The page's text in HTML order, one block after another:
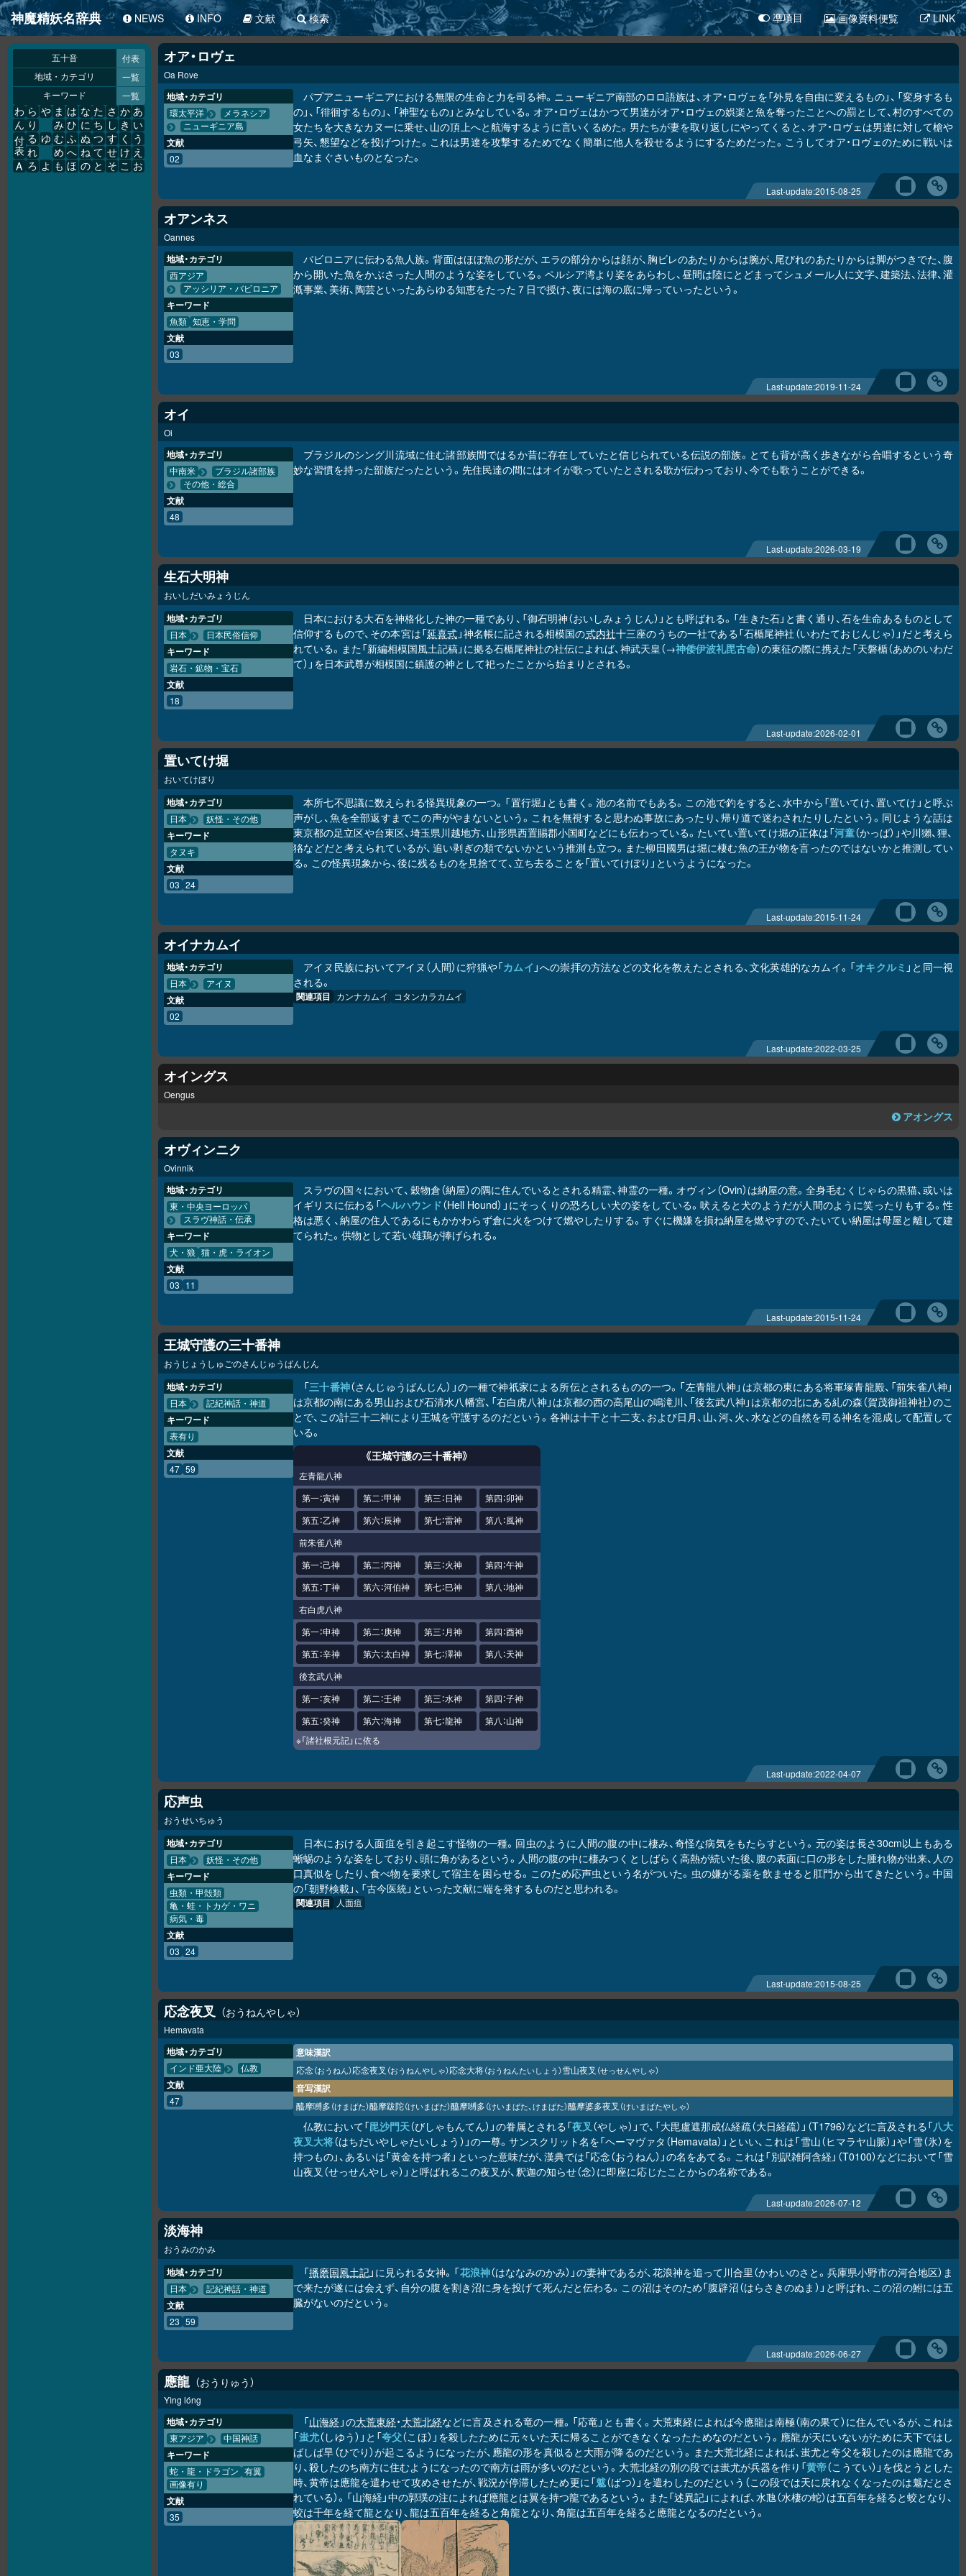
神魔精妖名辞典 NEWS INFO 文献 検索 凖項目 画像資料便覧 LINK
五十音 付表
地域・カテゴリ 一覧
キーワード 一覧
あ
い
う
え
お
か
き
く
け
こ
さ
し
す
せ
そ
た
ち
つ
て
と
な
に
ぬ
ね
の
は
ひ
ふ
へ
ほ
ま
み
む
め
も
や
ゆ
よ
ら
り
る
れ
ろ
わ
ん
付
表
A
オア・ロヴェ
Oa Rove
パプアニューギニアにおける無限の生命と力を司る神。ニューギニア南部のロロ語族は、オア・ロヴェを「外見を自由に変えるもの」、「変身するも
の」、「徘徊するもの」、「神聖なもの」とみなしている。オア・ロヴェはかつて男達がオア・ロヴェの娯楽と魚を奪ったことへの罰として、村のすべての
女たちを大きなカヌーに乗せ、山の頂上へと航海するように言いくるめた。男たちが妻を取り返しにやってくると、オア・ロヴェは男達に対して槍や
弓矢、懇望などを投げつけた。これは男達を攻撃するためでなく簡単に他人を殺せるようにするためだった。こうしてオア・ロヴェのために戦いは
血なまぐさいものとなった。
地域・カテゴリ
環太平洋
メラネシア
ニューギニア島
文献
02
Last-update:2015-08-25
オアンネス
Oannes
バビロニアに伝わる魚人族。背面はほぼ魚の形だが、エラの部分からは顔が、胸ビレのあたりからは腕が、尾びれのあたりからは脚がつきでた、腹
から開いた魚をかぶさった人間のような姿をしている。ペルシア湾より姿をあらわし、昼間は陸にとどまってシュメール人に文字、建築法、法律、灌
漑事業、美術、陶芸といったあらゆる知恵をたった７日で授け、夜には海の底に帰っていったという。
地域・カテゴリ
西アジア
アッシリア・バビロニア
キーワード
魚類 知恵・学問
文献
03
Last-update:2019-11-24
オイ
Oi
ブラジルのシング川流域に住む諸部族間ではるか昔に存在していたと信じられている伝説の部族。とても背が高く歩きながら合唱するという奇
妙な習慣を持った部族だったという。先住民達の間にはオイが歌っていたとされる歌が伝わっており、今でも歌うことができる。
地域・カテゴリ
中南米
ブラジル諸部族
その他・総合
文献
48
Last-update:2026-03-19
生石大明神
おいしだいみょうじん
日本における大石を神格化した神の一種であり、「御石明神（おいしみょうじん）」とも呼ばれる。「生きた石」と書く通り、石を生命あるものとして
信仰するもので、その本宮は「延喜式 」神名帳に記される相模国の式内社十三座のうちの一社である「石楯尾神社（いわたておじんじゃ）」だと考えら
れている。また「新編相模国風土記稿」に拠る石楯尾神社の社伝によれば、神武天皇（→神倭伊波礼毘古命）の東征の際に携えた「天磐楯（あめのいわだ
て）」を日本武尊が相模国に鎮護の神として祀ったことから始まりとされる。
地域・カテゴリ
日本 日本民俗信仰
キーワード
岩石・鉱物・宝石
文献
18
Last-update:2026-02-01
置いてけ堀
おいてけぼり
本所七不思議に数えられる怪異現象の一つ。「置行堀」とも書く。池の名前でもある。この池で釣をすると、水中から「置いてけ、置いてけ」と呼ぶ
声がし、魚を全部返すまでこの声がやまないという。これを無視すると思わぬ事故にあったり、帰り道で迷わされたりしたという。同じような話は
東京都の足立区や台東区、埼玉県川越地方、山形県西置賜郡小国町などにも伝わっている。たいてい置いてけ堀の正体は「河童（かっぱ）」や川獺、狸、
狢などだと考えられているが、追い剥ぎの類でないかという推測も立つ。また柳田國男は堀に棲む魚の王が物を言ったのではないかと推測してい
る。この怪異現象から、後に残るものを見捨てて、立ち去ることを「置いてけぼり」というようになった。
地域・カテゴリ
日本 妖怪・その他
キーワード
タヌキ
文献
03 24
Last-update:2015-11-24
オイナカムイ
アイヌ民族においてアイヌ（人間）に狩猟や「カムイ 」への崇拝の方法などの文化を教えたとされる、文化英雄的なカムイ。「オキクルミ 」と同一視
される。
関連項目 カンナカムイ コタンカラカムイ
地域・カテゴリ
日本 アイヌ
文献
02
Last-update:2022-03-25
オイングス
Oengus
アオングス
オヴィンニク
Ovinnik
スラヴの国々において、穀物倉（納屋）の隅に住んでいるとされる精霊、神霊の一種。オヴィン（Ovin）は納屋の意。全身毛むくじゃらの黒猫、或いは
イギリスに伝わる「ヘルハウンド（Hell Hound）」にそっくりの恐ろしい犬の姿をしている。吠えると犬のようだが人間のように笑ったりもする。性
格は悪く、納屋の住人であるにもかかわらず倉に火をつけて燃やしたりする。すぐに機嫌を損ね納屋を燃やすので、たいてい納屋は母屋と離して建
てられた。供物として若い雄鶏が捧げられる。
地域・カテゴリ
東・中央ヨーロッパ
スラヴ神話・伝承
キーワード
犬・狼 猫・虎・ライオン
文献
03 11
Last-update:2015-11-24
王城守護の三十番神
おうじょうしゅごのさんじゅうばんじん
「三十番神（さんじゅうばんじん）」の一種で神祇家による所伝とされるものの一つ。「左青龍八神」は京都の東にある将軍塚青龍殿、「前朱雀八神」
は京都の南にある男山および石清水八幡宮、「右白虎八神」は京都の西の高尾山の鳴滝川、「後玄武八神」は京都の北にある糺の森（賀茂御祖神社）のこ
とで、この計三十二神により王城を守護するのだという。各神は十干と十二支、および日月、山、河、火、水などの自然を司る神名を混成して配置して
いる。
《王城守護の三十番神》
左青龍八神
第一：寅神
第二：甲神 第三：日神
第四：卯神
第五：乙神
第六：辰神 第七：雷神
第八：風神
前朱雀八神
第一：己神
第二：丙神 第三：火神
第四：午神
第五：丁神
第六：河伯神 第七：巳神
第八：地神
右白虎八神
第一：申神
第二：庚神 第三：月神
第四：酉神
第五：辛神
第六：太白神 第七：澤神
第八：天神
後玄武八神
第一：亥神
第二：壬神 第三：水神
第四：子神
第五：癸神
第六：海神 第七：龍神
第八：山神
※「諸社根元記」に依る
地域・カテゴリ
日本 記紀神話・神道
キーワード
表有り
文献
47 59
Last-update:2022-04-07
応声虫
おうせいちゅう
日本における人面疽を引き起こす怪物の一種。回虫のように人間の腹の中に棲み、奇怪な病気をもたらすという。元の姿は長さ30cm以上もある
蜥蜴のような姿をしており、頭に角があるという。人間の腹の中に棲みつくとしばらく高熱が続いた後、腹の表面に口の形をした腫れ物が出来、人の
口真似をしたり、食べ物を要求して宿主を困らせる。このため応声虫という名がついた。虫の嫌がる薬を飲ませると肛門から出てきたという。中国
の「朝野検載」、「古今医統」といった文献に端を発するものだと思われる。
関連項目 人面疽
地域・カテゴリ
日本 妖怪・その他
キーワード
虫類・甲殻類
亀・蛙・トカゲ・ワニ
病気・毒
文献
03 24
Last-update:2015-08-25
応念夜叉 おうねんやしゃ
Hemavata
意味漢訳
応念（おうねん）応念夜叉 （おうねんやしゃ）応念大将（おうねんたいしょう）雪山夜叉 （せっせんやしゃ）
音写漢訳
醯摩嚩多（けまばた）醯摩跋陀（けいまばだ）醯摩嚩多（けいまばた、けまばた）醯摩婆多夜叉 （けいまばたやしゃ）
仏教において「毘沙門天（びしゃもんてん）」の眷属とされる「夜叉（やしゃ）」で、「大毘盧遮那成仏経疏（大日経疏）」（T1796）などに言及される「八大
夜叉大将（はちだいやしゃたいしょう）」の一尊。サンスクリット名を「ヘーマヴァタ（Hemavata）」といい、これは「雪山（ヒマラヤ山脈）」や「雪（氷）を
持つもの」、あるいは「黄金を持つ者」といった意味だが、漢典では「応念（おうねん）」の名をあてる。これは「別訳雑阿含経」（T0100）などにおいて「雪
山夜叉（せっせんやしゃ）」と呼ばれるこの夜叉が、釈迦の知らせ（念）に即座に応じたことからの名称である。
地域・カテゴリ
インド亜大陸 仏教
文献
47
Last-update:2026-07-12
淡海神
おうみのかみ
「播磨国風土記」に見られる女神。「花浪神（はななみのかみ）」の妻神であるが、花浪神を追って川合里（かわいのさと。兵庫県小野市の河合地区）ま
で来たが遂には会えず、自分の腹を割き沼に身を投げて死んだと伝わる。この沼はそのため「腹辟沼（はらさきのぬま）」と呼ばれ、この沼の鮒には五
臓がないのだという。
地域・カテゴリ
日本 記紀神話・神道
文献
23 59
Last-update:2026-06-27
應龍 おうりゅう
Yìng lóng
「山海経 」の大荒東経・ 大荒北経などに言及される竜の一種。「応竜」とも書く。大荒東経によれば今應龍は南極（南の果て）に住んでいるが、これは
「蚩尤（しゆう）」と「夸父（こほ）」を殺したために元々いた天に帰ることができなくなったためなのだという。應龍が天にいないがために天下ではし
ばしば旱（ひでり）が起こるようになったが、應龍の形を真似ると大雨が降るのだという。また大荒北経によれば、蚩尤と夸父を殺したのは應龍であ
り、殺したのち南方に住むようになったので南方は雨が多いのだという。大荒北経の別の段では蚩尤が兵器を作り「黄帝（こうてい）」を伐とうとした
時、黄帝は應龍を遣わせて攻めさせたが、戦況が停滞したため更に「魃（ばつ）」を遣わしたのだという（この段では天に戻れなくなったのは魃だとさ
れている）。「山海経」中の郭璞の注によれば應龍とは翼を持つ龍であるという。また「述異記」によれば、水虺（水棲の蛇）は五百年を経ると蛟となり、
蛟は千年を経て龍となり、龍は五百年を経ると角龍となり、角龍は五百年を経ると應龍となるのだという。
地域・カテゴリ
東アジア 中国神話
キーワード
蛇・龍・ドラゴン
有翼
画像有り
文献
35